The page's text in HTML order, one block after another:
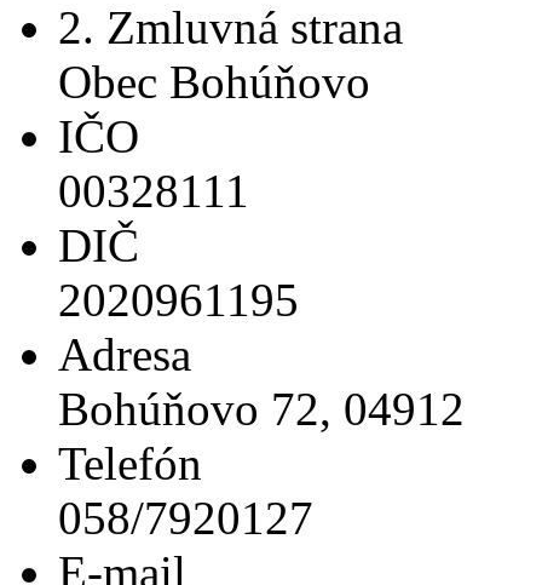
2. Zmluvná strana
Obec Bohúňovo
IČO
00328111
DIČ
2020961195
Adresa
Bohúňovo 72, 04912
Telefón
058/7920127
E-mail